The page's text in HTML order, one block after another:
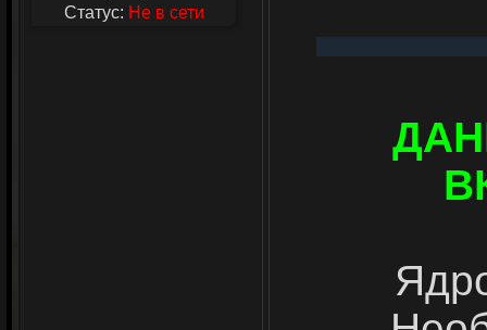
Статус: Не в сети